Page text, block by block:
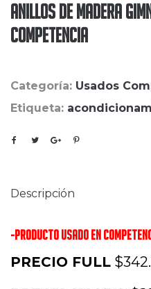
Anillos De Madera
Competencia
Categoría: Usados
Etiqueta:
Descripción
-PRODUCTO USADO EN
PRECIO FULL